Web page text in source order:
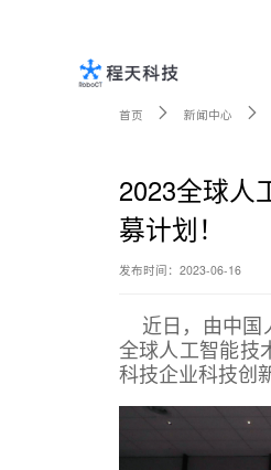
首页 新闻中心
2023全球人
募计划！
发布时间：2023-06-16
近日，由中国
全球人工智能技
科技企业科技创